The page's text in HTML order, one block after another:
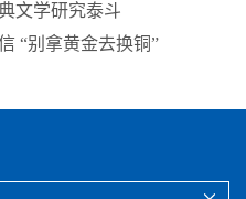
文学研究泰斗
“别拿黄金去换铜”